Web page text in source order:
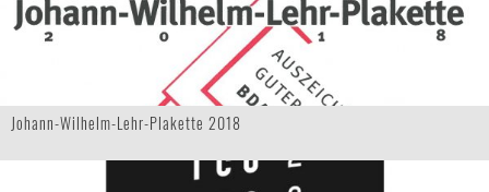
Johann-Wilhelm-Lehr-Plakette 2018